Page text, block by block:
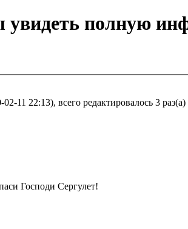
увидеть полную
11 22:13), всего редактировалось 3 раз(а)
Господи Сергулет!